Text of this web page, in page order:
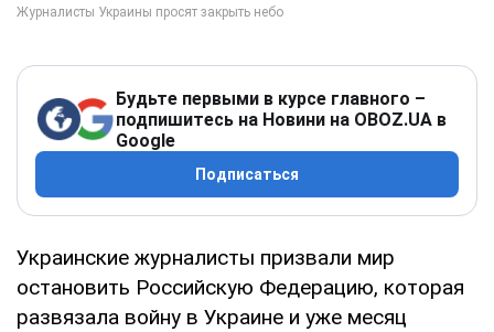
Будьте первыми в курсе главного –
подпишитесь на Новини на OBOZ.UA в
Google
Подписаться
Украинские журналисты призвали мир
остановить Российскую Федерацию, которая
развязала войну в Украине и уже месяц